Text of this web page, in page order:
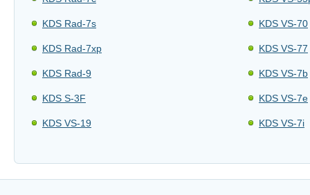
KDS Rad-7s
KDS Rad-7xp
KDS Rad-9
KDS S-3F
KDS VS-19
KDS VS-70
KDS VS-77
KDS VS-7b
KDS VS-7e
KDS VS-7i